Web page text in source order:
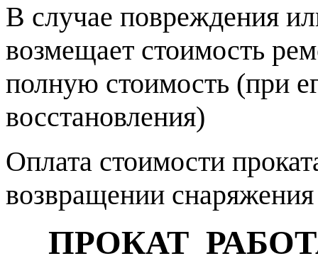
В случае повреждения
возмещает стоимость
полную стоимость (при
восстановления)
Оплата стоимости
возвращении
ПРОКАТ